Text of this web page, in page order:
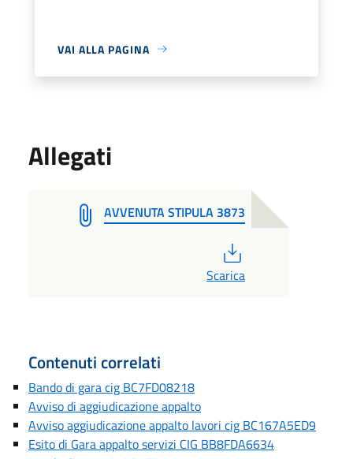
VAI ALLA PAGINA
Allegati
AVVENUTA STIPULA 3873
Scarica
Contenuti correlati
Bando di gara cig BC7FD08218
Avviso di aggiudicazione appalto
Avviso aggiudicazione appalto lavori cig BC167A5ED9
Esito di Gara appalto servizi CIG BB8FDA6634